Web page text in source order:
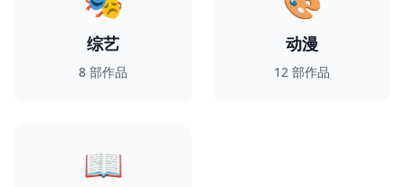
综艺
8 部作品
动漫
12 部作品
📖